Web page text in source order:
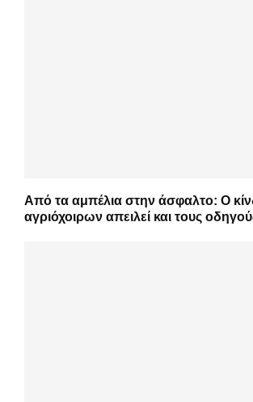
Από τα αμπέλια στην άσφαλτο: Ο
αγριόχοιρων απειλεί και τους